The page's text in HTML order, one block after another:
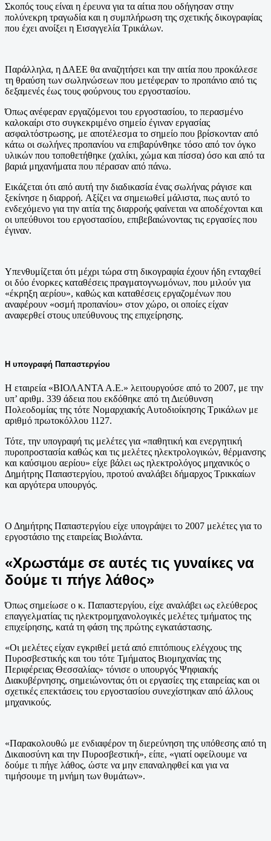
Σκοπός τους είναι η έρευνα για τα αίτια που οδήγησαν στην
πολύνεκρη τραγωδία και η συμπλήρωση της σχετικής δικογραφίας
που έχει ανοίξει η Εισαγγελία Τρικάλων.
Παράλληλα, η ΔΑΕΕ θα αναζητήσει και την αιτία που προκάλεσε
τη θραύση των σωληνώσεων που μετέφεραν το προπάνιο από τις
δεξαμενές έως τους φούρνους του εργοστασίου.
Όπως ανέφεραν εργαζόμενοι του εργοστασίου, το περασμένο
καλοκαίρι στο συγκεκριμένο σημείο έγιναν εργασίας
ασφαλτόστρωσης, με αποτέλεσμα το σημείο που βρίσκονταν από
κάτω οι σωλήνες προπανίου να επιβαρύνθηκε τόσο από τον όγκο
υλικών που τοποθετήθηκε (χαλίκι, χώμα και πίσσα) όσο και από τα
βαριά μηχανήματα που πέρασαν από πάνω.
Εικάζεται ότι από αυτή την διαδικασία ένας σωλήνας ράγισε και
ξεκίνησε η διαρροή. Αξίζει να σημειωθεί μάλιστα, πως αυτό το
ενδεχόμενο για την αιτία της διαρροής φαίνεται να αποδέχονται και
οι υπεύθυνοι του εργοστασίου, επιβεβαιώνοντας τις εργασίες που
έγιναν.
Υπενθυμίζεται ότι μέχρι τώρα στη δικογραφία έχουν ήδη ενταχθεί
οι δύο ένορκες καταθέσεις πραγματογνωμόνων, που μιλούν για
«έκρηξη αερίου», καθώς και καταθέσεις εργαζομένων που
αναφέρουν «οσμή προπανίου» στον χώρο, οι οποίες είχαν
αναφερθεί στους υπεύθυνους της επιχείρησης.
Η υπογραφή Παπαστεργίου
Η εταιρεία «ΒΙΟΛΑΝΤΑ Α.Ε.» λειτουργούσε από το 2007, με την
υπ’ αριθμ. 339 άδεια που εκδόθηκε από τη Διεύθυνση
Πολεοδομίας της τότε Νομαρχιακής Αυτοδιοίκησης Τρικάλων με
αριθμό πρωτοκόλλου 1127.
Τότε, την υπογραφή τις μελέτες για «παθητική και ενεργητική
πυροπροστασία καθώς και τις μελέτες ηλεκτρολογικών, θέρμανσης
και καύσιμου αερίου» είχε βάλει ως ηλεκτρολόγος μηχανικός ο
Δημήτρης Παπαστεργίου, προτού αναλάβει δήμαρχος Τρικκαίων
και αργότερα υπουργός.
Ο Δημήτρης Παπαστεργίου είχε υπογράψει το 2007 μελέτες για το
εργοστάσιο της εταιρείας Βιολάντα.
«Χρωστάμε σε αυτές τις γυναίκες να
δούμε τι πήγε λάθος»
Όπως σημείωσε ο κ. Παπαστεργίου, είχε αναλάβει ως ελεύθερος
επαγγελματίας τις ηλεκτρομηχανολογικές μελέτες τμήματος της
επιχείρησης, κατά τη φάση της πρώτης εγκατάστασης.
«Οι μελέτες είχαν εγκριθεί μετά από επιτόπιους ελέγχους της
Πυροσβεστικής και του τότε Τμήματος Βιομηχανίας της
Περιφέρειας Θεσσαλίας» τόνισε ο υπουργός Ψηφιακής
Διακυβέρνησης, σημειώνοντας ότι οι εργασίες της εταιρείας και οι
σχετικές επεκτάσεις του εργοστασίου συνεχίστηκαν από άλλους
μηχανικούς.
«Παρακολουθώ με ενδιαφέρον τη διερεύνηση της υπόθεσης από τη
Δικαιοσύνη και την Πυροσβεστική», είπε, «γιατί οφείλουμε να
δούμε τι πήγε λάθος, ώστε να μην επαναληφθεί και για να
τιμήσουμε τη μνήμη των θυμάτων».